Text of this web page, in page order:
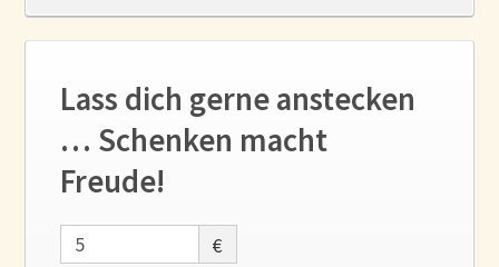
Lass dich gerne anstecken
… Schenken macht
Freude!
€